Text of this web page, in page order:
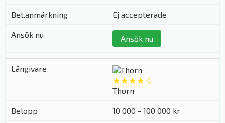
Ej accepterade
Ansök nu
★★★★☆
Thorn
10 000 - 100 000 kr